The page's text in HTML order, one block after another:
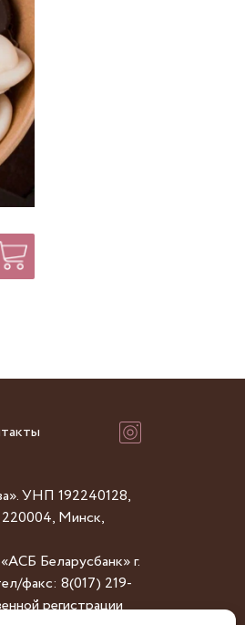
Заказать
УНП 192240128,
Минск,
Беларусбанк» г.
факс: 8(017) 219-
регистрации